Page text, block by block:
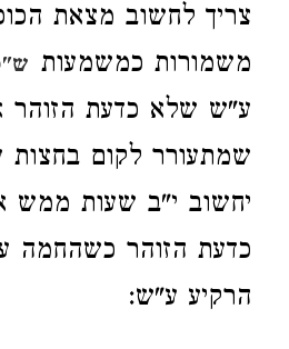
צריך לחשוב מצאת
משמורות כמשמעות
ע"ש שלא כדעת הזוהר
שמתעורר לקום בחצות
יחשוב י"ב שעות ממש
כדעת הזוהר כשהחמה
הרקיע ע"ש: